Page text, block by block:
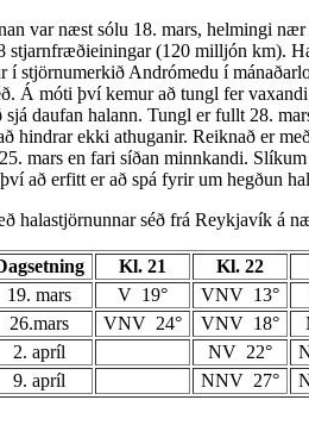
var næst sólu 18. mars, helmingi
stjarnfræðieiningar (120 milljón km).
í stjörnumerkið Andrómedu í
Á móti því kemur að tungl fer
sjá daufan halann. Tungl er fullt 28.
hindrar ekki athuganir. Reiknað er
mars en fari síðan minnkandi.
að erfitt er að spá fyrir um hegðun
halastjörnunnar séð frá Reykjavík á
Kl. 21 Kl. 22
19. mars
V 19° VNV 13°
26.mars
VNV 24° VNV 18°
2. apríl
NV 22°
9. apríl
NNV 27°